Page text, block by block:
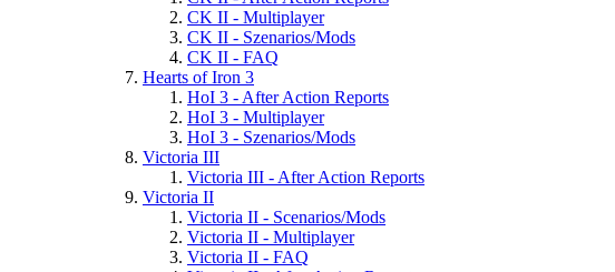
CK II - Multiplayer
CK II - Szenarios/Mods
CK II - FAQ
Hearts of Iron 3
HoI 3 - After Action Reports
HoI 3 - Multiplayer
HoI 3 - Szenarios/Mods
Victoria III
Victoria III - After Action Reports
Victoria II
Victoria II - Scenarios/Mods
Victoria II - Multiplayer
Victoria II - FAQ